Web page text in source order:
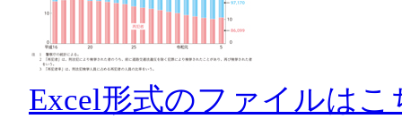
Excel形式のファイルはこ